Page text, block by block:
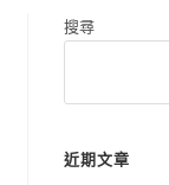
搜尋
近期文章